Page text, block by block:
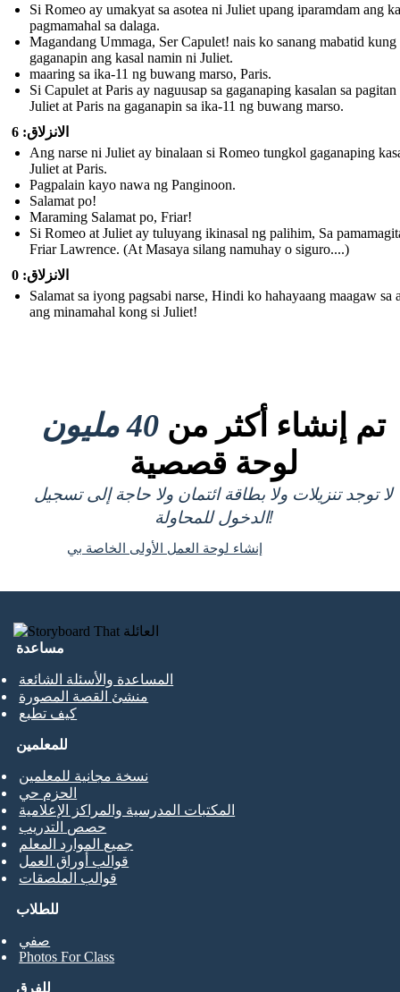
Si Romeo ay umakyat sa asotea ni Juliet upang iparamdam ang
pagmamahal sa dalaga.
Magandang Ummaga, Ser Capulet! nais ko sanang mabatid
gaganapin ang kasal namin ni Juliet.
maaring sa ika-11 ng buwang marso, Paris.
Si Capulet at Paris ay naguusap sa gaganaping kasalan sa
Juliet at Paris na gaganapin sa ika-11 ng buwang marso.
الانزلاق: 6
Ang narse ni Juliet ay binalaan si Romeo tungkol gaganaping
Juliet at Paris.
Pagpalain kayo nawa ng Panginoon.
Salamat po!
Maraming Salamat po, Friar!
Si Romeo at Juliet ay tuluyang ikinasal ng palihim, Sa
Friar Lawrence. (At Masaya silang namuhay o siguro....)
الانزلاق: 0
Salamat sa iyong pagsabi narse, Hindi ko hahayaang maagaw sa
ang minamahal kong si Juliet!
تم إنشاء أكثر من 40 مليون
لوحة قصصية
لا توجد تنزيلات ولا بطاقة ائتمان ولا حاجة إلى تسجيل
الدخول للمحاولة!
إنشاء لوحة العمل الأولى الخاصة بي
مساعدة
المساعدة والأسئلة الشائعة
منشئ القصة المصورة
كيف تطبع
للطلاب
صفي
Photos For Class
للمعلمين
نسخة مجانية للمعلمين
الحزم حي
المكتبات المدرسية والمراكز الإعلامية
حصص التدريب
جميع الموارد المعلم
قوالب أوراق العمل
قوالب الملصقات
للفرق